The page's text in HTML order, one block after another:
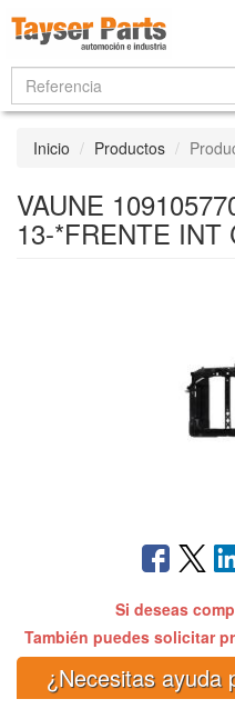
Inicio Productos
VAUNE
13-*FRENTE INT
Si deseas
También puedes solicitar
¿Necesitas ayuda